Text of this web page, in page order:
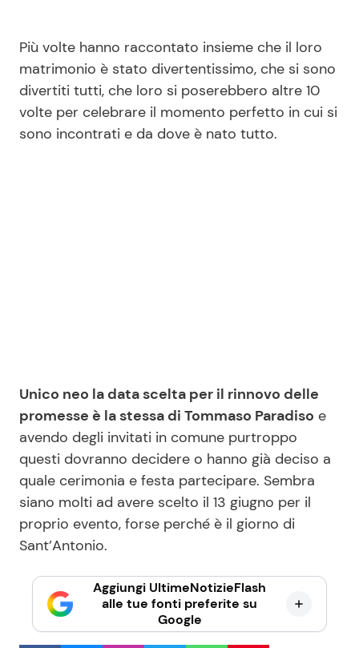
Più volte hanno raccontato insieme che il loro
matrimonio è stato divertentissimo, che si sono
divertiti tutti, che loro si poserebbero altre 10
volte per celebrare il momento perfetto in cui si
sono incontrati e da dove è nato tutto.
Unico neo la data scelta per il rinnovo delle
promesse è la stessa di Tommaso Paradiso e
avendo degli invitati in comune purtroppo
questi dovranno decidere o hanno già deciso a
quale cerimonia e festa partecipare. Sembra
siano molti ad avere scelto il 13 giugno per il
proprio evento, forse perché è il giorno di
Sant’Antonio.
Aggiungi UltimeNotizieFlash
alle tue fonti preferite su
Google